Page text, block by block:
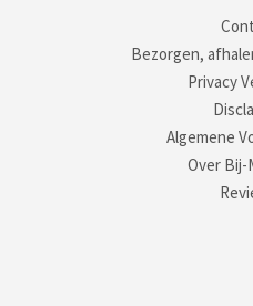
Bezorgen,
Privacy
Algemene
Over Bij-